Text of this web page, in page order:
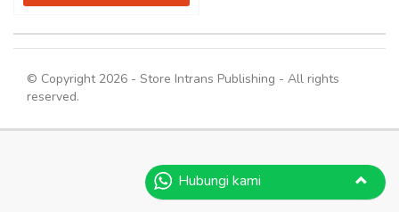
© Copyright 2026 - Store Intrans Publishing - All rights
reserved.
Hubungi kami